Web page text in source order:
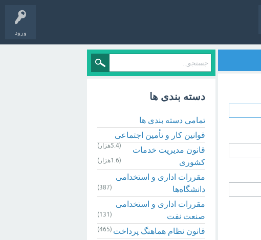
ورود
دسته بندی ها
تمامی دسته بندی ها
قوانین کار و تأمین اجتماعی
(5.4هزار)
قانون مدیریت خدمات
کشوری
(1.6هزار)
مقررات اداری و استخدامی
دانشگاه‌ها
(387)
مقررات اداری و استخدامی
صنعت نفت
(131)
قانون نظام هماهنگ پرداخت (465)